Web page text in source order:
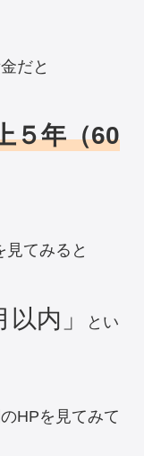
だと
５年（60
てみると
内」
とい
HPを見てみて